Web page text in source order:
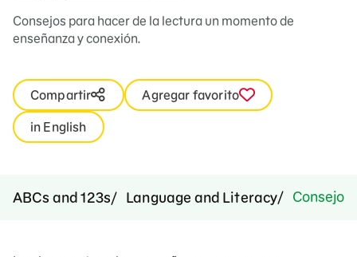
Consejos para hacer de la lectura un momento de
enseñanza y conexión.
Compartir
Agregar favorito
in English
ABCs and 123s Language and Literacy Consejos